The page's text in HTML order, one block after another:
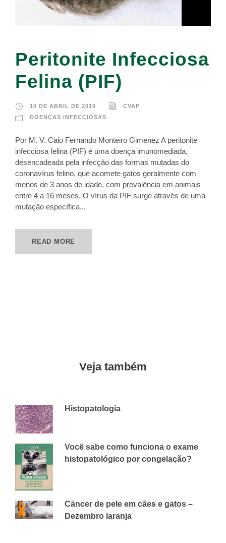
Peritonite Infecciosa
Felina (PIF)
10 DE ABRIL DE 2019
CVAP
DOENÇAS INFECCIOSAS
Por M. V. Caio Fernando Monteiro Gimenez A peritonite
infecciosa felina (PIF) é uma doença imunomediada,
desencadeada pela infecção das formas mutadas do
coronavírus felino, que acomete gatos geralmente com
menos de 3 anos de idade, com prevalência em animais
entre 4 a 16 meses. O vírus da PIF surge através de uma
mutação específica...
READ MORE
Veja também
Histopatologia
Você sabe como funciona o exame
histopatológico por congelação?
Câncer de pele em cães e gatos –
Dezembro laranja